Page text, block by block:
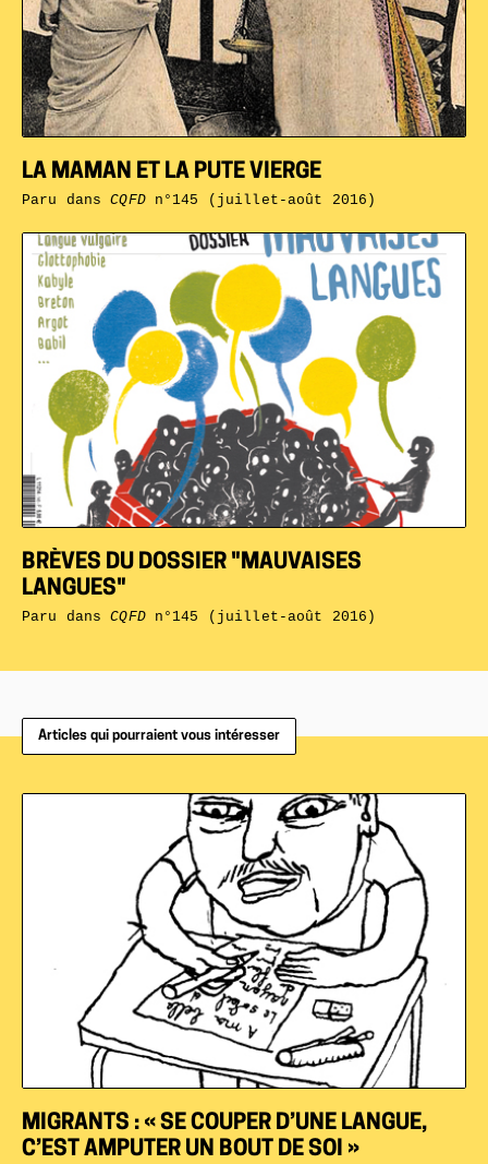
BRÈVES DU DOSSIER "MAUVAISES
LANGUES"
Paru dansCQFDn°145 (juillet-août 2016)
LA MAMAN ET LA PUTE VIERGE
Paru dansCQFDn°145 (juillet-août 2016)
Articles qui pourraient vous intéresser
MIGRANTS : « SE COUPER D’UNE LANGUE,
C’EST AMPUTER UN BOUT DE SOI »